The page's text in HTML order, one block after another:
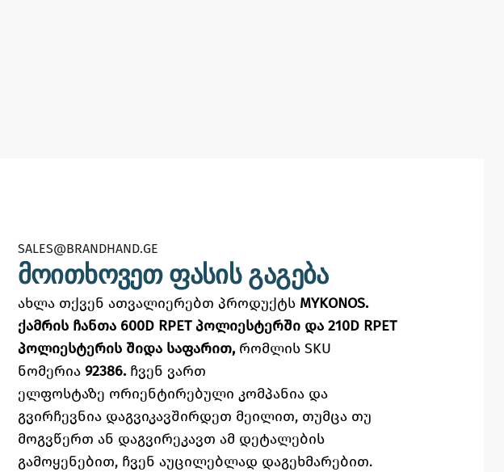
SALES@BRANDHAND.GE​
მოითხოვეთ ფასის გაგება
ახლა თქვენ ათვალიერებთ პროდუქტს MYKONOS.
ქამრის ჩანთა 600D RPET პოლიესტერში და 210D RPET
პოლიესტერის შიდა საფარით, რომლის SKU
ნომერია 92386. ჩვენ ვართ
ელფოსტაზე ორიენტირებული კომპანია და
გვირჩევნია დაგვიკავშირდეთ მეილით, თუმცა თუ
მოგვწერთ ან დაგვირეკავთ ამ დეტალების
გამოყენებით, ჩვენ აუცილებლად დაგეხმარებით.